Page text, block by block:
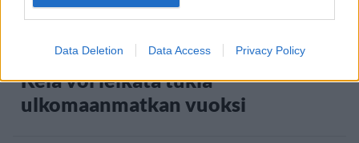
Data Deletion Data Access Privacy Policy
Kela voi leikata tukia
ulkomaanmatkan vuoksi